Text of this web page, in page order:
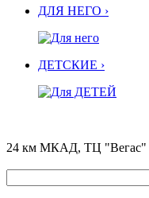
ДЛЯ НЕГО ›
ДЕТСКИЕ ›
24 км МКАД, ТЦ "Вегас"